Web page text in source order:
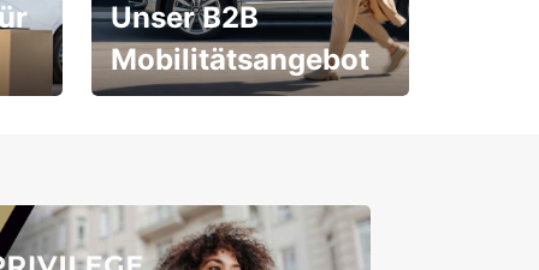
Unser B2B
Mobilitätsangebot